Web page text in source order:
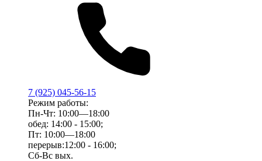
7 (925) 045-56-15
Режим работы:
Пн-Чт: 10:00—18:00
обед: 14:00 - 15:00;
Пт: 10:00—18:00
перерыв:12:00 - 16:00;
Сб-Вс вых.